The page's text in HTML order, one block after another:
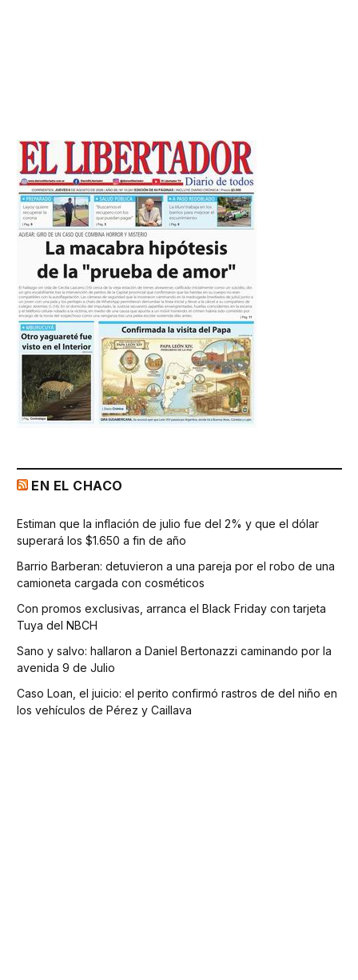
EN EL CHACO
Estiman que la inflación de julio fue del 2% y que el dólar
superará los $1.650 a fin de año
Barrio Barberan: detuvieron a una pareja por el robo de una
camioneta cargada con cosméticos
Con promos exclusivas, arranca el Black Friday con tarjeta
Tuya del NBCH
Sano y salvo: hallaron a Daniel Bertonazzi caminando por la
avenida 9 de Julio
Caso Loan, el juicio: el perito confirmó rastros de del niño en
los vehículos de Pérez y Caillava